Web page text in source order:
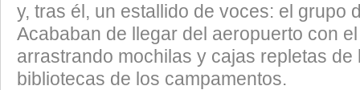
y, tras él, un estallido de voces: el grupo
Acababan de llegar del aeropuerto con
arrastrando mochilas y cajas repletas de
bibliotecas de los campamentos.